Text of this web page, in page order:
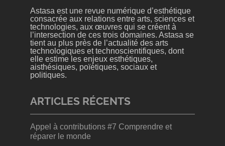
Astasa est une revue numérique d’esthétique
consacrée aux relations entre arts, sciences et
technologies, aux œuvres qui se créent à
l’intersection de ces trois domaines. Astasa se
tient au plus près de l’actualité des arts
technologiques et technoscientifiques, dont
elle estime les enjeux esthétiques,
aisthésiques, poïétiques, sociaux et
politiques.
ARTICLES RÉCENTS
Appel à contributions #7 Comprendre et
réparer le monde